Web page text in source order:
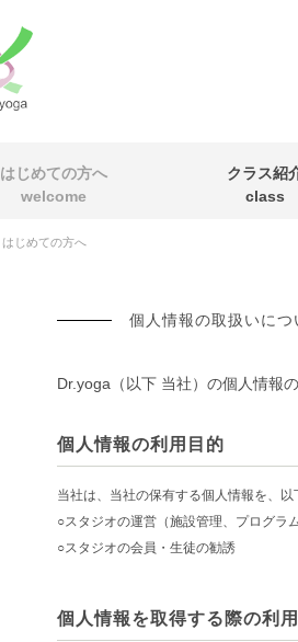
はじめての方へ
welcome
クラス紹
class
はじめての方へ
個人情報の取扱いにつ
Dr.yoga（以下 当社）の個人情報
個人情報の利用目的
当社は、当社の保有する個人情報を、以
○スタジオの運営（施設管理、プログラ
○スタジオの会員・生徒の勧誘
個人情報を取得する際の利